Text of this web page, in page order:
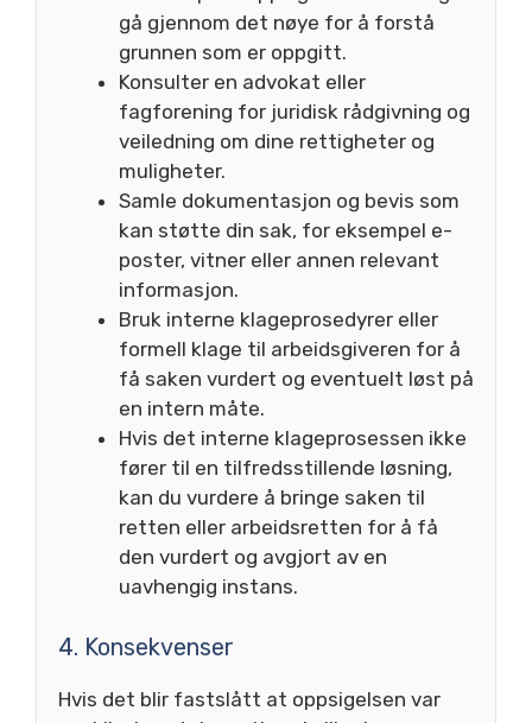
gå gjennom det nøye for å forstå
grunnen som er oppgitt.
Konsulter en advokat eller
fagforening for juridisk rådgivning og
veiledning om dine rettigheter og
muligheter.
Samle dokumentasjon og bevis som
kan støtte din sak, for eksempel e-
poster, vitner eller annen relevant
informasjon.
Bruk interne klageprosedyrer eller
formell klage til arbeidsgiveren for å
få saken vurdert og eventuelt løst på
en intern måte.
Hvis det interne klageprosessen ikke
fører til en tilfredsstillende løsning,
kan du vurdere å bringe saken til
retten eller arbeidsretten for å få
den vurdert og avgjort av en
uavhengig instans.
4. Konsekvenser
Hvis det blir fastslått at oppsigelsen var